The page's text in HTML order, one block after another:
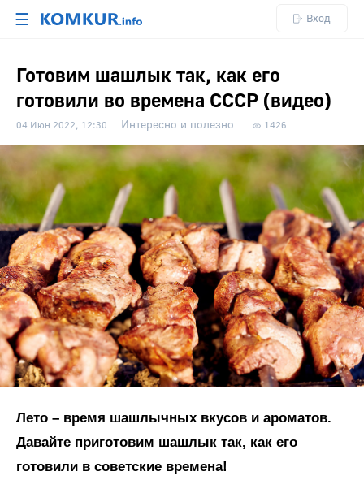
☰ Вход
Готовим шашлык так, как его
готовили во времена СССР (видео)
04 Июн 2022, 12:30 Интересно и полезно 1426
Лето – время шашлычных вкусов и ароматов.
Давайте приготовим шашлык так, как его
готовили в советские времена!